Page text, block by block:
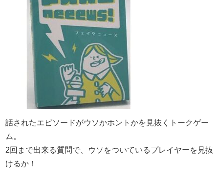
話されたエピソードがウソかホントかを見抜くトークゲー
ム。
2回まで出来る質問で、ウソをついているプレイヤーを見抜
けるか！